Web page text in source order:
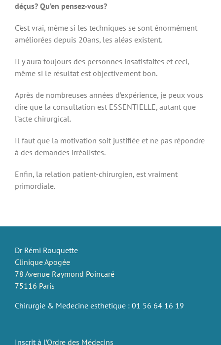
déçus? Qu’en pensez-vous?
C’est vrai, même si les techniques se sont énormément
améliorées depuis 20ans, les aléas existent.
Il y aura toujours des personnes insatisfaites et ceci,
même si le résultat est objectivement bon.
Après de nombreuses années d’expérience, je peux vous
dire que la consultation est ESSENTIELLE, autant que
l’acte chirurgical.
Il faut que la motivation soit justifiée et ne pas répondre
à des demandes irréalistes.
Enfin, la relation patient-chirurgien, est vraiment
primordiale.
Dr Rémi Rouquette
Clinique Apogée
78 Avenue Raymond Poincaré
75116 Paris
Chirurgie & Medecine esthetique : 01 56 64 16 19
Inscrit à l’Ordre des Médecins